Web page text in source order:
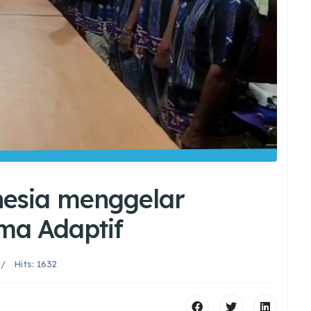
menggelar
Adaptif
Hits: 1632